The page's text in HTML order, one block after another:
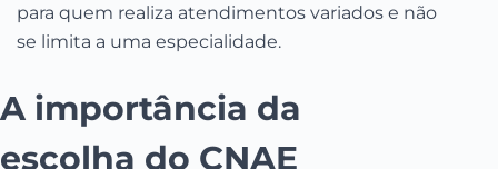
para quem realiza atendimentos variados e não
se limita a uma especialidade.
A importância da
escolha do CNAE